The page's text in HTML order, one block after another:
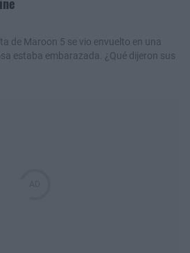
de Maroon 5 se vio envuelto en una
estaba embarazada. ¿Qué dijeron sus